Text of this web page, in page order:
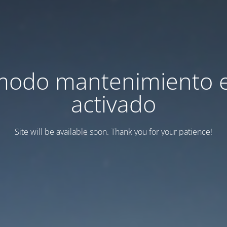
mantenimiento
activado
Site will be available soon. Thank you for your patience!